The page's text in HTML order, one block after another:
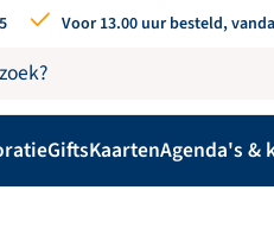
Voor 13.00 uur besteld,
GiftsKaartenAgenda's &